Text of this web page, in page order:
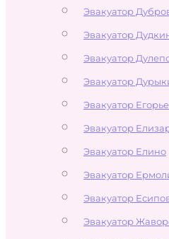
Эвакуатор
Эвакуатор
Эвакуатор
Эвакуатор
Эвакуатор
Эвакуатор
Эвакуатор Елино
Эвакуатор
Эвакуатор
Эвакуатор